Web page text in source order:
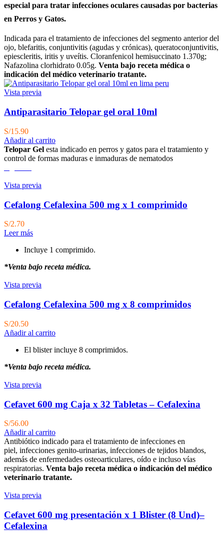
especial para tratar infecciones oculares causadas por bacterias
en Perros y Gatos.
Indicada para el tratamiento de infecciones del segmento anterior del
ojo, blefaritis, conjuntivitis (agudas y crónicas), queratoconjuntivitis,
epiescleritis, iritis y uveítis. Cloranfenicol hemisuccinato 1.370g;
Nafazolina clorhidrato 0.05g. Venta bajo receta médica o
indicación del médico veterinario tratante.
Vista previa
Antiparasitario Telopar gel oral 10ml
S/15.90
Añadir al carrito
Telopar Gel esta indicado en perros y gatos para el tratamiento y
control de formas maduras e inmaduras de nematodos
Vista previa
Cefalong Cefalexina 500 mg x 1 comprimido
S/2.70
Leer más
Incluye 1 comprimido.
*Venta bajo receta médica.
Vista previa
Cefalong Cefalexina 500 mg x 8 comprimidos
S/20.50
Añadir al carrito
El blister incluye 8 comprimidos.
*Venta bajo receta médica.
Vista previa
Cefavet 600 mg Caja x 32 Tabletas – Cefalexina
S/56.00
Añadir al carrito
Antibiótico indicado para el tratamiento de infecciones en
piel, infecciones genito-urinarias, infecciones de tejidos blandos,
además de enfermedades osteoarticulares, oído e incluso vías
respiratorias. Venta bajo receta médica o indicación del médico
veterinario tratante.
Vista previa
Cefavet 600 mg presentación x 1 Blister (8 Und)–
Cefalexina